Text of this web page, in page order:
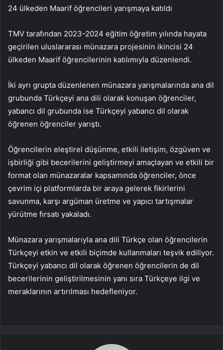
24 ülkeden Maarif öğrencileri yarışmaya katıldı
TMV tarafından 2023-2024 eğitim öğretim yılında hayata
geçirilen uluslararası münazara projesinin ikincisi 24
ülkeden Maarif öğrencilerinin katılımıyla düzenlendi.
İki ayrı grupta düzenlenen münazara yarışmalarında ana dil
grubunda Türkçeyi ana dili olarak konuşan öğrenciler,
yabancı dil grubunda ise Türkçeyi yabancı dil olarak
öğrenen öğrenciler yarıştı.
Öğrencilerin eleştirel düşünme, etkili iletişim, özgüven ve
işbirliği gibi becerilerini geliştirmeyi amaçlayan ve etkili bir
format olan münazaralar kapsamında öğrenciler, önce
çevrim içi platformlarda bir araya gelerek fikirlerini
savunma, karşı argüman üretme ve yapıcı tartışmalar
yürütme fırsatı yakaladı.
Münazara yarışmalarıyla ana dili Türkçe olan öğrencilerin
Türkçeyi etkin ve etkili biçimde kullanmaları teşvik ediliyor.
Türkçeyi yabancı dil olarak öğrenen öğrencilerin de dil
becerilerinin geliştirilmesinin yanı sıra Türkçeye ilgi ve
meraklarının artırılması hedefleniyor.